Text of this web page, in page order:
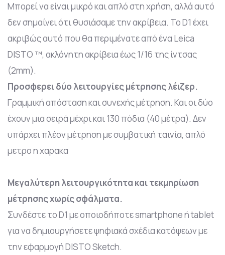
Μπορεί να είναι μικρό και απλό στη χρήση, αλλά αυτό
δεν σημαίνει ότι θυσιάσαμε την ακρίβεια. Το D1 έχει
ακριβώς αυτό που θα περιμένατε από ένα Leica
DISTO ™, ακλόνητη ακρίβεια έως 1/16 της ίντσας
(2mm).
Προσφερει δύο λειτουργίες μέτρησης λέιζερ.
Γραμμική απόσταση και συνεχής μέτρηση. Και οι δύο
έχουν μια σειρά μέχρι και 130 πόδια (40 μέτρα). Δεν
υπάρχει πλέον μέτρηση με συμβατική ταινία, απλό
μετρο η χαρακα
Μεγαλύτερη λειτουργικότητα και τεκμηρίωση
μέτρησης χωρίς σφάλματα.
Συνδέστε το D1 με οποιοδήποτε smartphone ή tablet
για να δημιουργήσετε ψηφιακά σχέδια κατόψεων με
την εφαρμογή DISTO Sketch.